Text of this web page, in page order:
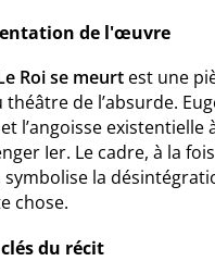
de l'œuvre
Roi se meurt est une
de l’absurde.
l’angoisse existentielle
Ier. Le cadre, à la
la
chose.
du récit